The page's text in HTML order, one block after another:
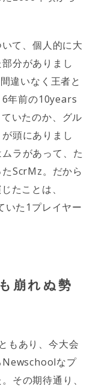
て、個人的に大
分がありまし
違いなく王者と
6年前の10years
いたのか、グル
頭にありまし
ラがあって、た
ScrMz。だから
たことは、
いた1プレイヤー
崩れぬ勢
もあり、今大会
Newschoolなプ
その期待通り、